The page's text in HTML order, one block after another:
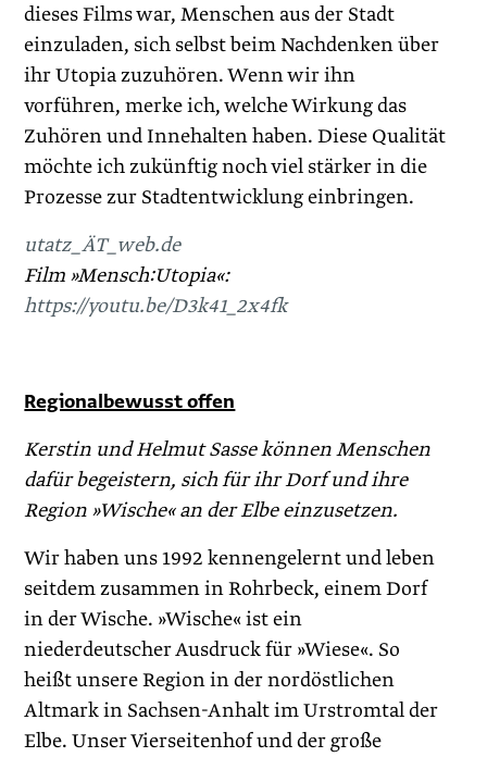
dieses Films war, Menschen aus der Stadt
einzuladen, sich selbst beim Nachdenken über
ihr Utopia zuzuhören. Wenn wir ihn
vorführen, merke ich, welche Wirkung das
Zuhören und Innehalten haben. Diese Qualität
möchte ich zukünftig noch viel stärker in die
Prozesse zur Stadtentwicklung einbringen.
utatz_ÄT_web.de
Film »Mensch:Utopia«:
https://youtu.be/D3k41_2x4fk
Regionalbewusst offen
Kerstin und Helmut Sasse können Menschen
dafür begeistern, sich für ihr Dorf und ihre
Region »Wische« an der Elbe einzusetzen.
Wir haben uns 1992 kennengelernt und leben
seitdem zusammen in Rohrbeck, einem Dorf
in der Wische. »Wische« ist ein
niederdeutscher Ausdruck für »Wiese«. So
heißt unsere Region in der nordöstlichen
Altmark in Sachsen-Anhalt im Urstromtal der
Elbe. Unser Vierseitenhof und der große